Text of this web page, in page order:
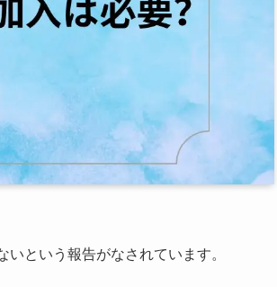
という報告がなされています。